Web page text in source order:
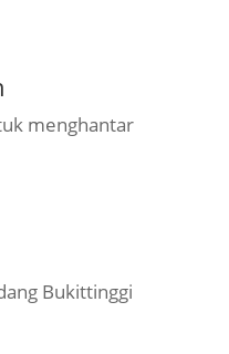
menghantar
Bukittinggi